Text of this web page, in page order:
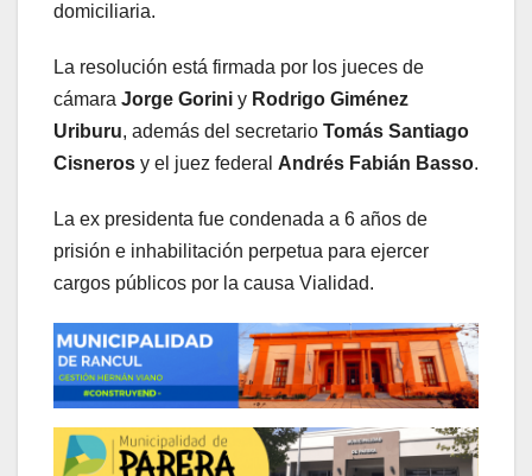
domiciliaria.
La resolución está firmada por los jueces de
cámara Jorge Gorini y Rodrigo Giménez
Uriburu, además del secretario Tomás Santiago
Cisneros y el juez federal Andrés Fabián Basso.
La ex presidenta fue condenada a 6 años de
prisión e inhabilitación perpetua para ejercer
cargos públicos por la causa Vialidad.